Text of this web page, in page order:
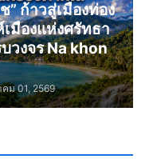
ก้าวสู่เมืองท่อง
มืองแห่งศรัทธา
วงจร Na khon
คม 01, 2569